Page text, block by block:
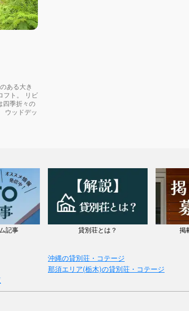
ある大き
フト。 リビ
四季折々の
ウッドデッ
記事 貸別荘とは？ 掲
沖縄の貸別荘・コテージ
那須エリア(栃木)の貸別荘・コテージ